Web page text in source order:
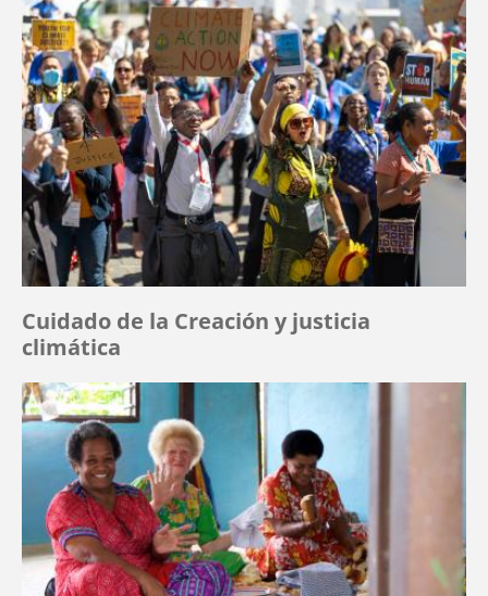
Cuidado de la Creación y justicia
climática